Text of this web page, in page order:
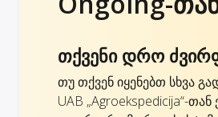
თქვენი დრო
თუ თქვენ იყენებთ სხვა
UAB „Agroekspedicija“-